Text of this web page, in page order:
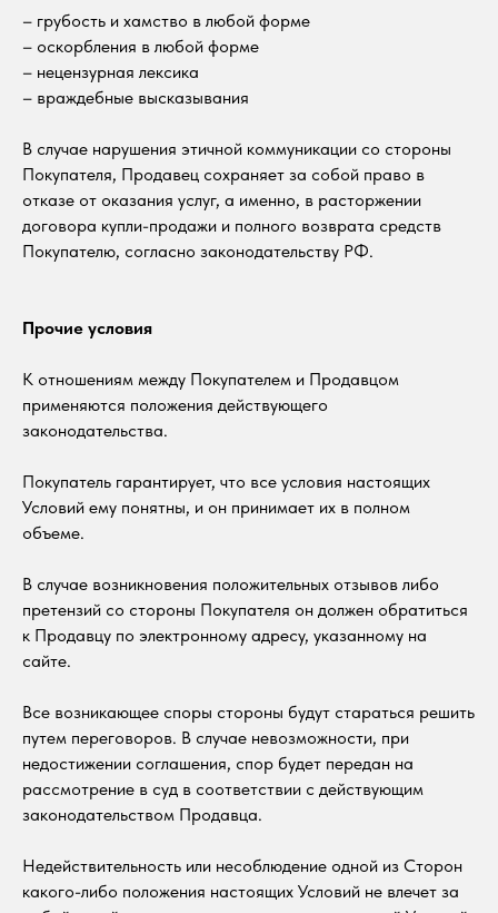
– грубость и хамство в любой форме
– оскорбления в любой форме
– нецензурная лексика
– враждебные высказывания
В случае нарушения этичной коммуникации со стороны
Покупателя, Продавец сохраняет за собой право в
отказе от оказания услуг, а именно, в расторжении
договора купли-продажи и полного возврата средств
Покупателю, согласно законодательству РФ.
Прочие условия
К отношениям между Покупателем и Продавцом
применяются положения действующего
законодательства.
Покупатель гарантирует, что все условия настоящих
Условий ему понятны, и он принимает их в полном
объеме.
В случае возникновения положительных отзывов либо
претензий со стороны Покупателя он должен обратиться
к Продавцу по электронному адресу, указанному на
сайте.
Все возникающее споры стороны будут стараться решить
путем переговоров. В случае невозможности, при
недостижении соглашения, спор будет передан на
рассмотрение в суд в соответствии с действующим
законодательством Продавца.
Недействительность или несоблюдение одной из Сторон
какого-либо положения настоящих Условий не влечет за